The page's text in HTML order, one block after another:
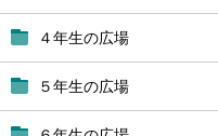
４年生の広場
５年生の広場